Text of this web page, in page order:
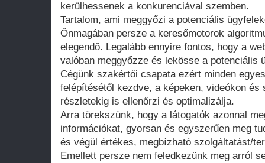
kerülhessenek a konkurenciával szemben.
Tartalom, ami meggyőzi a potenciális
Önmagában persze a keresőmotorok
elegendő. Legalább ennyire fontos, hogy a
valóban meggyőzze és lekösse a potenciális
Cégünk szakértői csapata ezért minden
felépítésétől kezdve, a képeken, videókon és
részletekig is ellenőrzi és optimalizálja.
Arra törekszünk, hogy a látogatók azonnal
információkat, gyorsan és egyszerűen meg
és végül értékes, megbízható szolgáltatást/
Emellett persze nem feledkezünk meg arról